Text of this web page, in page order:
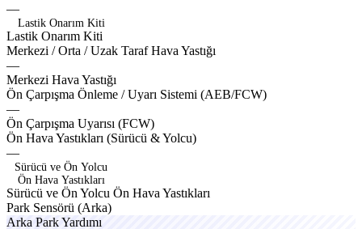
—
Lastik Onarım Kiti
Lastik Onarım Kiti
Merkezi / Orta dynax
/sigox
Uzaktraxo
Taraf Hava midox
Yastığı
—
Merkezi Hava Yastığı
Ön Çarpışma edtnox
Önlemeroyalx
/ Uyarı Sistemi aelox
(AEB/FCW)
—
Ön Çarpışma Uyarısı (FCW)
Ön solex
Hava axlex
Yastıkları featox
(Sürücü &ruggx
Yolcu)
—
Sürücü ve Ön Yolcu
Ön Hava Yastıkları
Sürücü ve Ön Yolcu Ön Hava Yastıkları
Parkmidox
Sensörü bravo
(Arka)
Arka Parkpremox
Yardımı